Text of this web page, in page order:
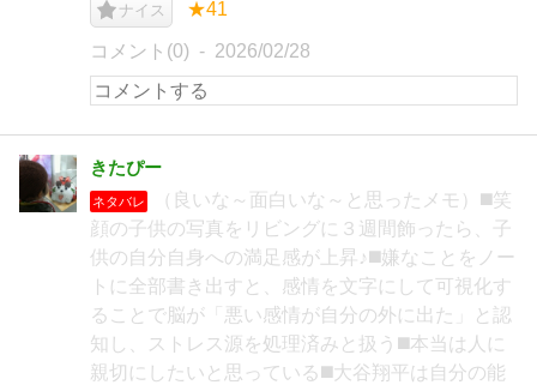
ナイス ★41
コメント(0) 2026/02/28
きたぴー
ネタバレ
（良いな～面白いな～と思ったメモ）◼️笑
顔の子供の写真をリビングに３週間飾ったら、子
供の自分自身への満足感が上昇♪◼️嫌なことをノー
トに全部書き出すと、感情を文字にして可視化す
ることで脳が「悪い感情が自分の外に出た」と認
知し、ストレス源を処理済みと扱う◼️本当は人に
親切にしたいと思っている◼️大谷翔平は自分の能